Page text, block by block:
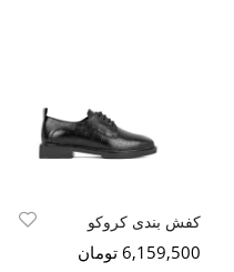
کفش بندی کروکو
6,159,500 تومان